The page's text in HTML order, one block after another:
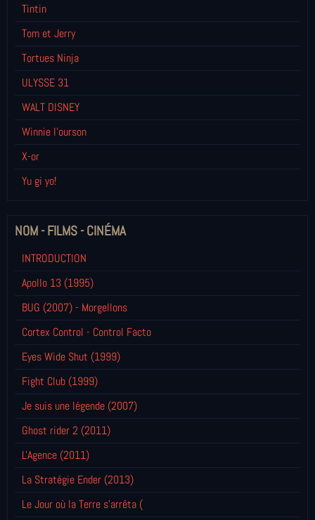
Tintin
Tom et Jerry
Tortues Ninja
ULYSSE 31
WALT DISNEY
Winnie l’ourson
X-or
Yu gi yo!
NOM - FILMS - CINÉMA
INTRODUCTION
Apollo 13 (1995)
BUG (2007) - Morgellons
Cortex Control - Control Facto
Eyes Wide Shut (1999)
Fight Club (1999)
Je suis une légende (2007)
Ghost rider 2 (2011)
L'Agence (2011)
La Stratégie Ender (2013)
Le Jour où la Terre s'arrêta (